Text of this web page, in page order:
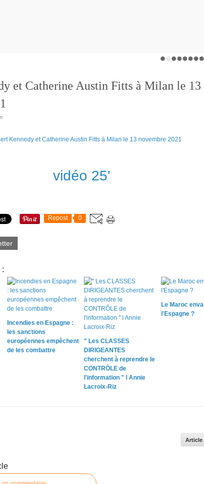
et Catherine Austin Fitts à Milan le 13
vidéo 25'
Repost 0
:
Incendies en Espagne :
les sanctions
européennes empêchent
de les combattre
" Les CLASSES
DIRIGEANTES
cherchent à reprendre le
CONTRÔLE de
l'information " l Annie
Lacroix-Riz
Le Maroc
l'Espagne ?
Article